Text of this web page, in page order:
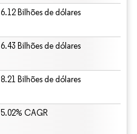
6.12 Bilhões de dólares
6.43 Bilhões de dólares
8.21 Bilhões de dólares
5.02% CAGR